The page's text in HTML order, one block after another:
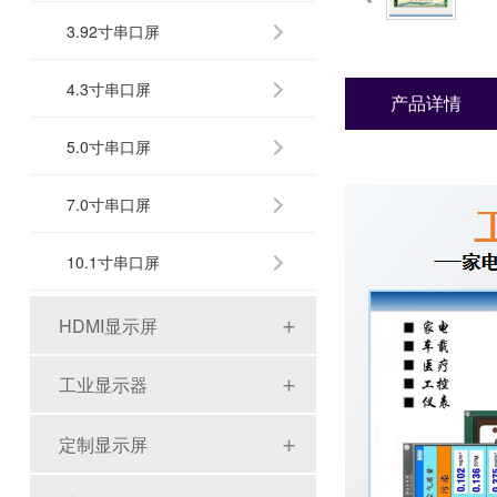
3.92寸串口屏
4.3寸串口屏
5.0寸串口屏
7.0寸串口屏
10.1寸串口屏
HDMI显示屏
工业显示器
定制显示屏
产品详情